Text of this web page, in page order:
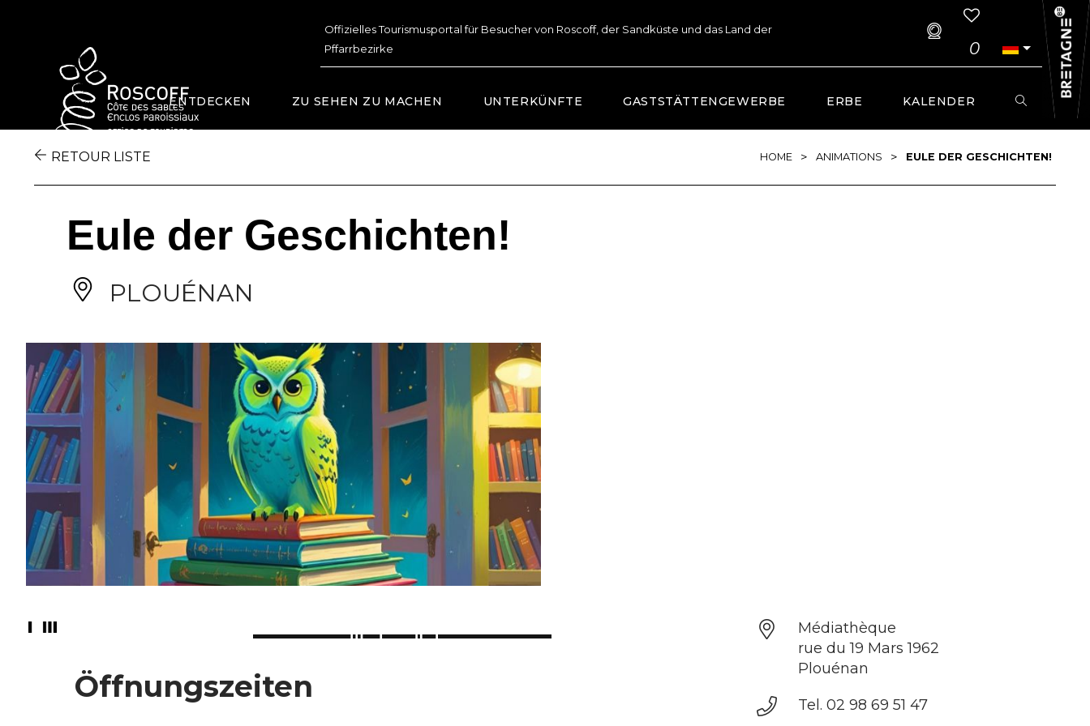
Offizielles Tourismusportal für Besucher von Roscoff, der Sandküste und das Land der
Pffarrbezirke
0
ENTDECKEN ZU SEHEN ZU MACHEN UNTERKÜNFTE GASTSTÄTTENGEWERBE ERBE KALENDER
RETOUR LISTE HOME > ANIMATIONS > EULE DER GESCHICHTEN!
Eule der Geschichten!
PLOUÉNAN
Öffnungszeiten
Médiathèque
rue du 19 Mars 1962
Plouénan
Tel. 02 98 69 51 47